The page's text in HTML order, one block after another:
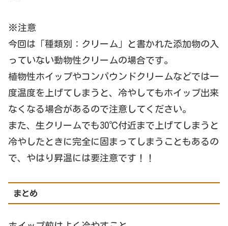
※注意
今回は「種類別：クリーム」と書かれた添加物の入
っていない動物性クリームの場合です。
植物性ホイップやコンパウンドクリームなどでは一
度温度を上げてしまうと、冷やしてもホイップ出来
なくなる場合があるので注意してください。
また、生クリームでも30℃付近まで上げてしまうと
冷やしたときに完全に固まってしまうこともあるの
で、やはり昇温には要注意です！！
まとめ